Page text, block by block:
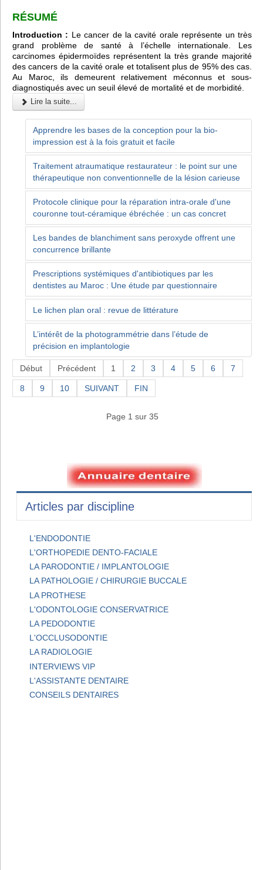
RÉSUMÉ
Introduction : Le cancer de la cavité orale représente un très
grand problème de santé à l’échelle internationale. Les
carcinomes épidermoïdes représentent la très grande majorité
des cancers de la cavité orale et totalisent plus de 95% des cas.
Au Maroc, ils demeurent relativement méconnus et sous-
diagnostiqués avec un seuil élevé de mortalité et de morbidité.
Lire la suite...
Apprendre les bases de la conception pour la bio-
impression est à la fois gratuit et facile
Traitement atraumatique restaurateur : le point sur une
thérapeutique non conventionnelle de la lésion carieuse
Protocole clinique pour la réparation intra-orale d'une
couronne tout-céramique ébréchée : un cas concret
Les bandes de blanchiment sans peroxyde offrent une
concurrence brillante
Prescriptions systémiques d'antibiotiques par les
dentistes au Maroc : Une étude par questionnaire
Le lichen plan oral : revue de littérature
L’intérêt de la photogrammétrie dans l’étude de
précision en implantologie
Début Précédent 1 2 3 4 5 6 7
8 9 10 SUIVANT FIN
Page 1 sur 35
Articles par discipline
L'ENDODONTIE
L'ORTHOPEDIE DENTO-FACIALE
LA PARODONTIE / IMPLANTOLOGIE
LA PATHOLOGIE / CHIRURGIE BUCCALE
LA PROTHESE
L'ODONTOLOGIE CONSERVATRICE
LA PEDODONTIE
L'OCCLUSODONTIE
LA RADIOLOGIE
INTERVIEWS VIP
L'ASSISTANTE DENTAIRE
CONSEILS DENTAIRES